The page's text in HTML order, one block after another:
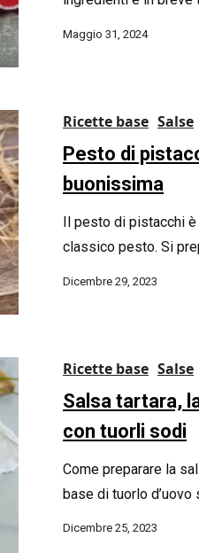
Maggio 31, 2024
Ricette base Salse
Pesto di
buonissima
Il pesto di pistacchi
classico pesto. Si
Dicembre 29, 2023
Ricette base Salse
Salsa tartara,
con tuorli sodi
Come preparare la
base di tuorlo d’uovo
Dicembre 25, 2023